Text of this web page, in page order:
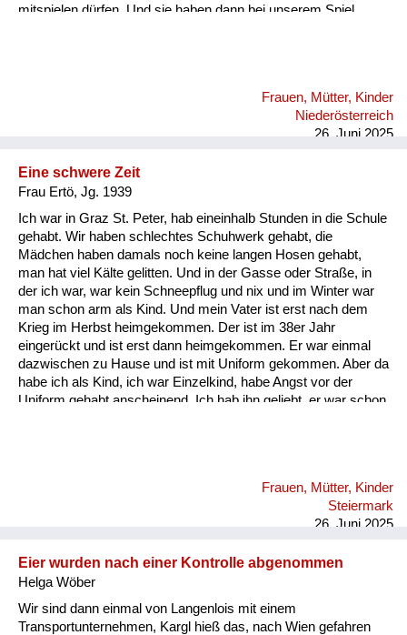
mitspielen dürfen. Und sie haben dann bei unserem Spiel
Freunde von ihr erlebt haben. Ich selbst habe das nie erlebt.
Frauen, Mütter, Kinder
Niederösterreich
26. Juni 2025
Eine schwere Zeit
Frau Ertö, Jg. 1939
Ich war in Graz St. Peter, hab eineinhalb Stunden in die Schule
gehabt. Wir haben schlechtes Schuhwerk gehabt, die
Mädchen haben damals noch keine langen Hosen gehabt,
man hat viel Kälte gelitten. Und in der Gasse oder Straße, in
der ich war, war kein Schneepflug und nix und im Winter war
man schon arm als Kind. Und mein Vater ist erst nach dem
Krieg im Herbst heimgekommen. Der ist im 38er Jahr
eingerückt und ist erst dann heimgekommen. Er war einmal
dazwischen zu Hause und ist mit Uniform gekommen. Aber da
habe ich als Kind, ich war Einzelkind, habe Angst vor der
Uniform gehabt anscheinend. Ich hab ihn geliebt, er war schon
meine Mutter ist mit mir immer am Bahnhof fahren mit dem
Fahrrad und der Vati war halt nie dabei, sie hat auch keine
Frauen, Mütter, Kinder
Steiermark
26. Juni 2025
Eier wurden nach einer Kontrolle abgenommen
Helga Wöber
Wir sind dann einmal von Langenlois mit einem
Transportunternehmen, Kargl hieß das, nach Wien gefahren